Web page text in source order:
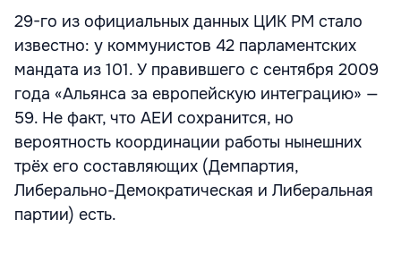
29-го из официальных данных ЦИК РМ стало
известно: у коммунистов 42 парламентских
мандата из 101. У правившего с сентября 2009
года «Альянса за европейскую интеграцию» —
59. Не факт, что АЕИ сохранится, но
вероятность координации работы нынешних
трёх его составляющих (Демпартия,
Либерально-Демократическая и Либеральная
партии) есть.